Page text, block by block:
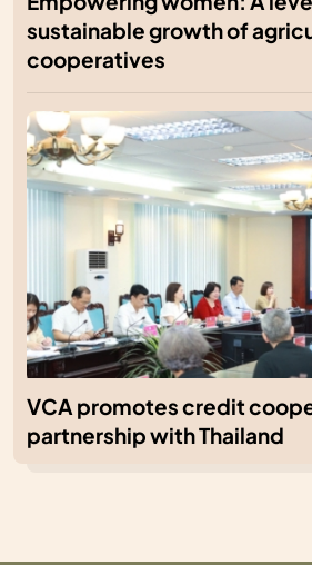
sustainable growth of
cooperatives
VCA promotes credit
partnership with Thailand